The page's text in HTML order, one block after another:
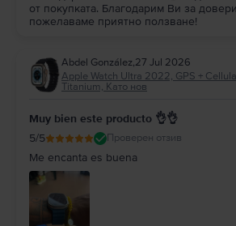
от покупката. Благодарим Ви за
пожелаваме приятно ползване!
Abdel González,27 Jul 2026
Apple Watch Ultra 2022, GPS +
Titanium, Като нов
Muy bien este producto 👌👌
5/5 Проверен отзив
Me encanta es buena